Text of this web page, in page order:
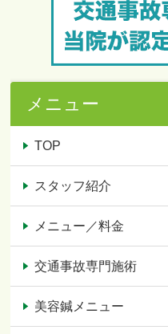
メニュー
TOP
スタッフ紹介
メニュー／料金
交通事故専門施術
美容鍼メニュー